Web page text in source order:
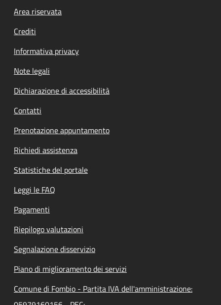
Footer menu
Area riservata
Crediti
Informativa privacy
Note legali
Dichiarazione di accessibilità
Contatti
Prenotazione appuntamento
Richiedi assistenza
Statistiche del portale
Leggi le FAQ
Pagamenti
Riepilogo valutazioni
Segnalazione disservizio
Piano di miglioramento dei servizi
Comune di Fombio - Partita IVA dell'amministrazione: